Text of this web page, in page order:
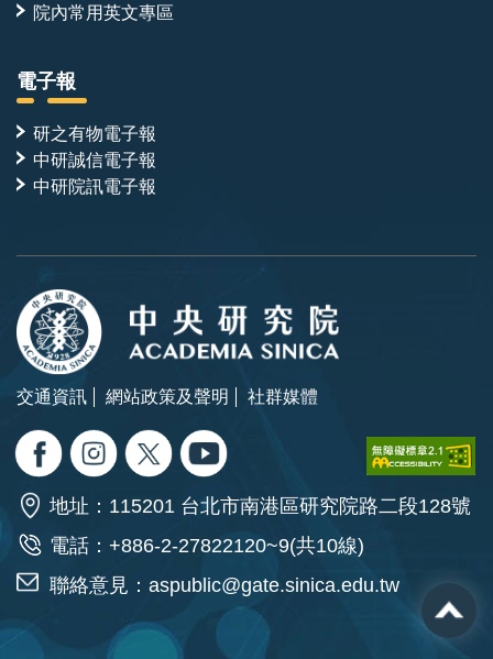
院內常用英文專區
電子報
研之有物電子報
中研誠信電子報
中研院訊電子報
交通資訊 網站政策及聲明 社群媒體
地址：115201 台北市南港區研究院路二段128號
電話：+886-2-27822120~9(共10線)
聯絡意見： aspublic@gate.sinica.edu.tw